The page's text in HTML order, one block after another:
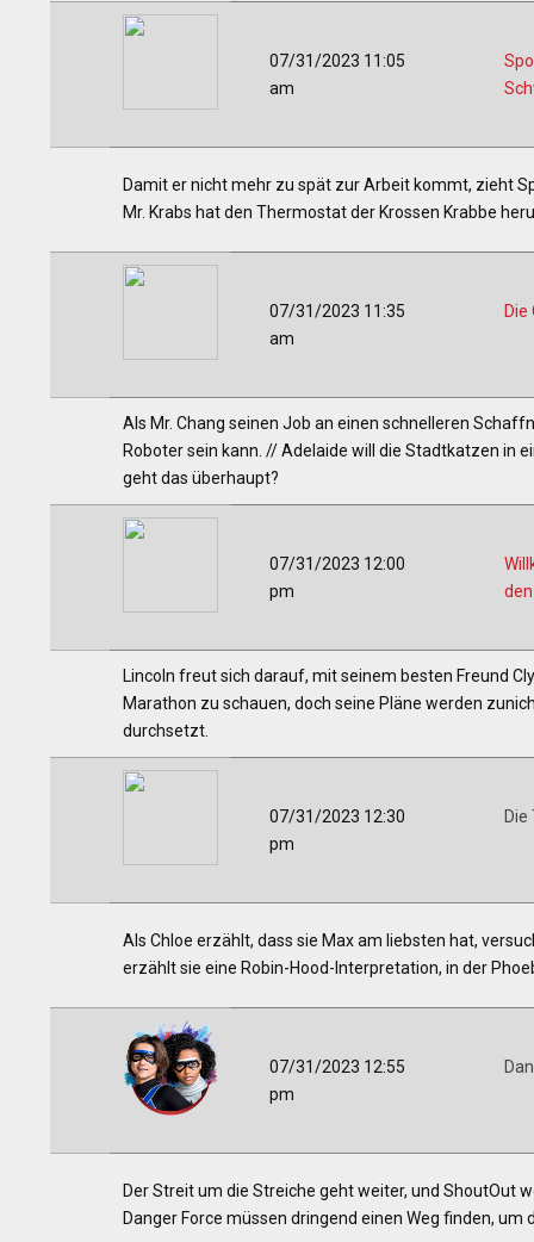
07/31/2023 11:05
am
Damit er nicht mehr zu spät zur Arbeit kommt, zieht
Mr. Krabs hat den Thermostat der Krossen Krabbe
07/31/2023 11:35
am
Als Mr. Chang seinen Job an einen schnelleren
Roboter sein kann. // Adelaide will die Stadtkatzen in
geht das überhaupt?
07/31/2023 12:00
pm
Lincoln freut sich darauf, mit seinem besten Freund
Marathon zu schauen, doch seine Pläne werden
durchsetzt.
07/31/2023 12:30
pm
Als Chloe erzählt, dass sie Max am liebsten hat,
erzählt sie eine Robin-Hood-Interpretation, in der
07/31/2023 12:55
pm
Der Streit um die Streiche geht weiter, und ShoutOut
Danger Force müssen dringend einen Weg finden,